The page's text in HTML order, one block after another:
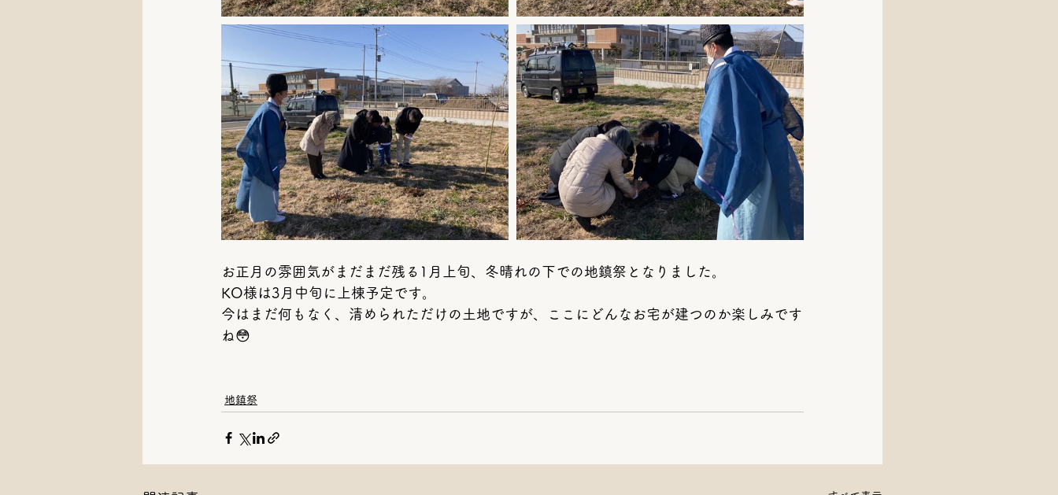
お正月の雰囲気がまだまだ残る1月上旬、冬晴れの下での地鎮祭となりました。
KO様は3月中旬に上棟予定です。
今はまだ何もなく、清められただけの土地ですが、ここにどんなお宅が建つのか楽しみです
ね😳
地鎮祭